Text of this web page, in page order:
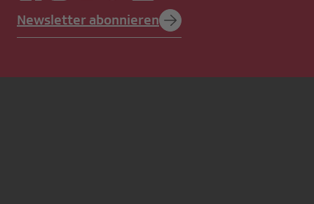
Newsletter abonnieren